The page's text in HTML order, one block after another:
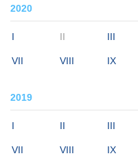
2020
I II III
VII VIII IX
2019
I II III
VII VIII IX